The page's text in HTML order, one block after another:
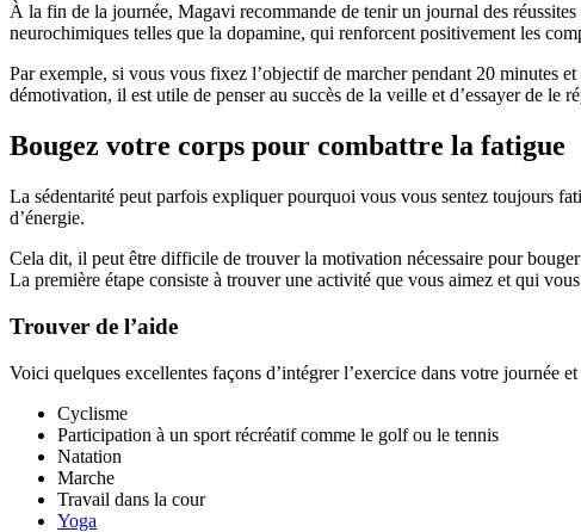
À la fin de la journée, Magavi recommande de tenir un journal des
neurochimiques telles que la dopamine, qui renforcent positivement les
Par exemple, si vous vous fixez l’objectif de marcher pendant 20 minutes
démotivation, il est utile de penser au succès de la veille et d’essayer de le
Bougez votre corps pour combattre la fatigue
La sédentarité peut parfois expliquer pourquoi vous vous sentez toujours
d’énergie.
Cela dit, il peut être difficile de trouver la motivation nécessaire pour
La première étape consiste à trouver une activité que vous aimez et qui
Trouver de l’aide
Voici quelques excellentes façons d’intégrer l’exercice dans votre journée
Cyclisme
Participation à un sport récréatif comme le golf ou le tennis
Natation
Marche
Travail dans la cour
Yoga